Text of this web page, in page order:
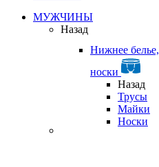
МУЖЧИНЫ
Назад
Нижнее белье,
носки
Назад
Трусы
Майки
Носки